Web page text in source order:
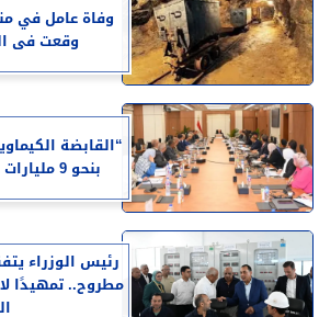
وفاة عامل في
وقعت فى
“القابضة
بنحو 9 مليارات جنيه خلال 2026-2027
رئيس الوزراء
مطروح.. تمهيدًا